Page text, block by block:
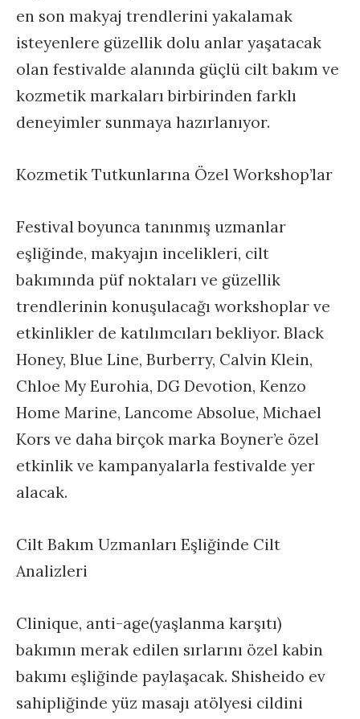
en son makyaj trendlerini yakalamak
isteyenlere güzellik dolu anlar yaşatacak
olan festivalde alanında güçlü cilt bakım ve
kozmetik markaları birbirinden farklı
deneyimler sunmaya hazırlanıyor.
Kozmetik Tutkunlarına Özel Workshop’lar
Festival boyunca tanınmış uzmanlar
eşliğinde, makyajın incelikleri, cilt
bakımında püf noktaları ve güzellik
trendlerinin konuşulacağı workshoplar ve
etkinlikler de katılımcıları bekliyor. Black
Honey, Blue Line, Burberry, Calvin Klein,
Chloe My Eurohia, DG Devotion, Kenzo
Home Marine, Lancome Absolue, Michael
Kors ve daha birçok marka Boyner’e özel
etkinlik ve kampanyalarla festivalde yer
alacak.
Cilt Bakım Uzmanları Eşliğinde Cilt
Analizleri
Clinique, anti-age(yaşlanma karşıtı)
bakımın merak edilen sırlarını özel kabin
bakımı eşliğinde paylaşacak. Shisheido ev
sahipliğinde yüz masajı atölyesi cildini